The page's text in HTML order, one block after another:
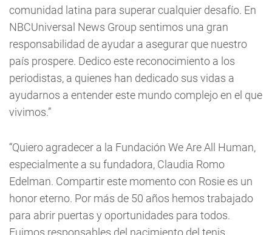
comunidad latina para superar cualquier desafío. En
NBCUniversal News Group sentimos una gran
responsabilidad de ayudar a asegurar que nuestro
país prospere. Dedico este reconocimiento a los
periodistas, a quienes han dedicado sus vidas a
ayudarnos a entender este mundo complejo en el que
vivimos.”
“Quiero agradecer a la Fundación We Are All Human,
especialmente a su fundadora, Claudia Romo
Edelman. Compartir este momento con Rosie es un
honor eterno. Por más de 50 años hemos trabajado
para abrir puertas y oportunidades para todos.
Fuimos responsables del nacimiento del tenis